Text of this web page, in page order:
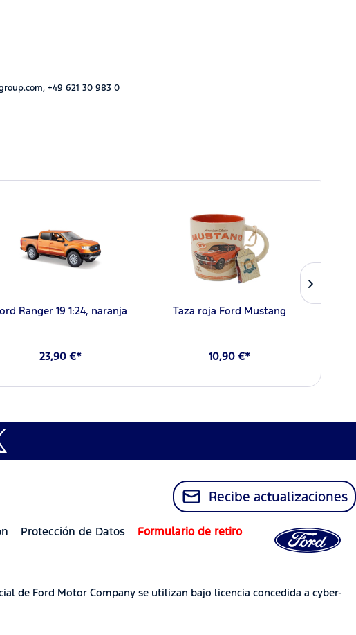
+49 621 30 983 0
Ranger 19 1:24, naranja
23,90 €*
Taza roja Ford Mustang
10,90 €*
Recibe actualizaciones
Protección de Datos
Formulario de retiro
de Ford Motor Company se utilizan bajo licencia concedida a cyber-